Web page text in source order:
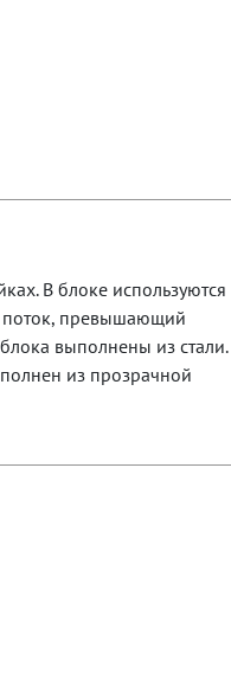
В блоке используются
поток, превышающий
выполнены из стали.
из прозрачной